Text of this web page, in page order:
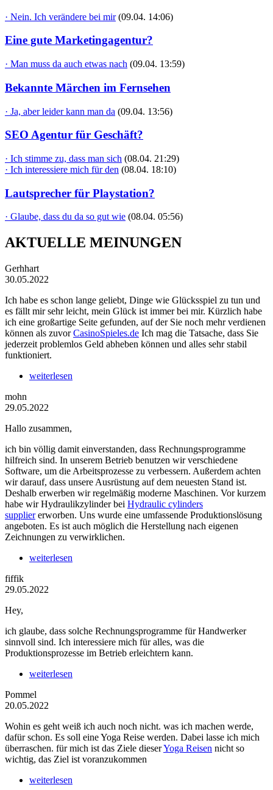
· Nein. Ich verändere bei mir (09.04. 14:06)
Eine gute Marketingagentur?
· Man muss da auch etwas nach (09.04. 13:59)
Bekannte Märchen im Fernsehen
· Ja, aber leider kann man da (09.04. 13:56)
SEO Agentur für Geschäft?
· Ich stimme zu, dass man sich (08.04. 21:29)
· Ich interessiere mich für den (08.04. 18:10)
Lautsprecher für Playstation?
· Glaube, dass du da so gut wie (08.04. 05:56)
AKTUELLE MEINUNGEN
Gerhhart
30.05.2022
Ich habe es schon lange geliebt, Dinge wie Glücksspiel zu tun und
es fällt mir sehr leicht, mein Glück ist immer bei mir. Kürzlich habe
ich eine großartige Seite gefunden, auf der Sie noch mehr verdienen
können als zuvorCasinoSpieles.de Ich mag die Tatsache, dass Sie
jederzeit problemlos Geld abheben können und alles sehr stabil
funktioniert.
weiterlesen
mohn
29.05.2022
Hallo zusammen,
ich bin völlig damit einverstanden, dass Rechnungsprogramme
hilfreich sind. In unserem Betrieb benutzen wir verschiedene
Software, um die Arbeitsprozesse zu verbessern. Außerdem achten
wir darauf, dass unsere Ausrüstung auf dem neuesten Stand ist.
Deshalb erwerben wir regelmäßig moderne Maschinen. Vor kurzem
habe wir Hydraulikzylinder bei Hydraulic cylinders
suppliererworben. Uns wurde eine umfassende Produktionslösung
angeboten. Es ist auch möglich die Herstellung nach eigenen
Zeichnungen zu verwirklichen.
weiterlesen
fiffik
29.05.2022
Hey,
ich glaube, dass solche Rechnungsprogramme für Handwerker
sinnvoll sind. Ich interessiere mich für alles, was die
Produktionsprozesse im Betrieb erleichtern kann.
weiterlesen
Pommel
20.05.2022
Wohin es geht weiß ich auch noch nicht. was ich machen werde,
dafür schon. Es soll eine Yoga Reise werden. Dabei lasse ich mich
überraschen. für mich ist das Ziele dieserYoga Reisen nicht so
wichtig, das Ziel ist voranzukommen
weiterlesen